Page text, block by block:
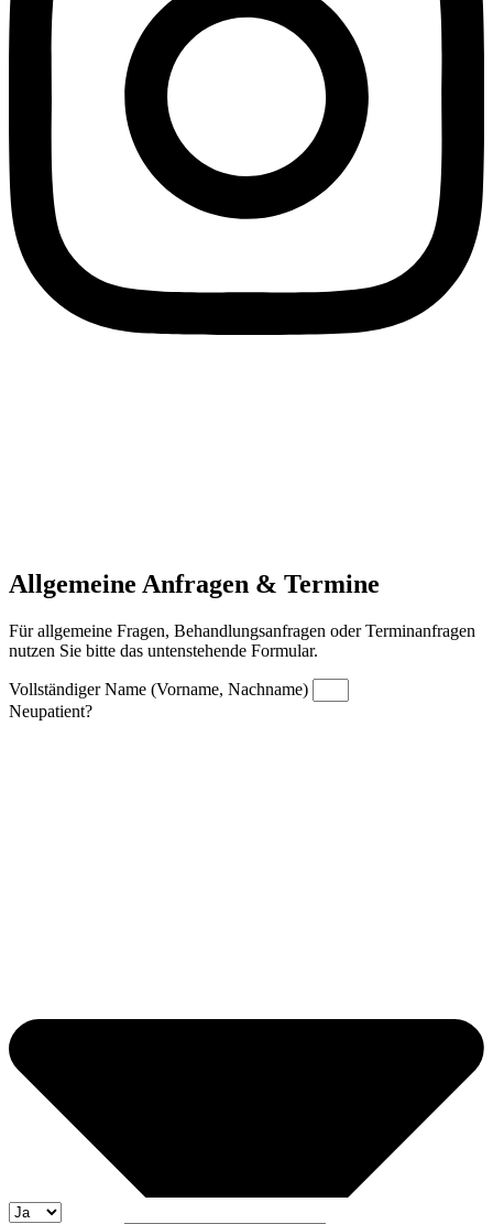
Allgemeine Anfragen & Termine
Für allgemeine Fragen, Behandlungsanfragen oder Terminanfragen
nutzen Sie bitte das untenstehende Formular.
Vollständiger Name (Vorname, Nachname)
Neupatient?